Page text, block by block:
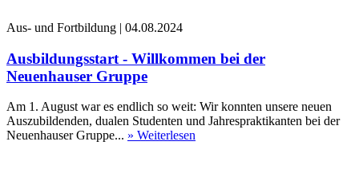
Aus- und Fortbildung | 04.08.2024
Ausbildungsstart - Willkommen bei der
Neuenhauser Gruppe
Am 1. August war es endlich so weit: Wir konnten unsere neuen
Auszubildenden, dualen Studenten und Jahrespraktikanten bei der
Neuenhauser Gruppe... » Weiterlesen